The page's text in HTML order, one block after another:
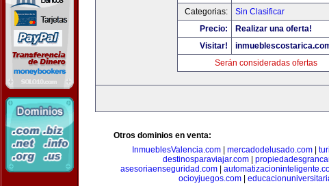
Categorias:
Sin Clasificar
Precio:
Realizar una oferta!
Visitar!
Serán consideradas ofertas
Otros dominios en venta:
InmueblesValencia.com| mercadodelusado.com|
destinosparaviajar.com
asesoriaenseguridad.com|
ocioyjuegos.com|